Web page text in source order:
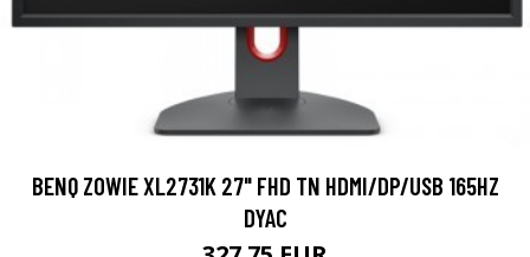
BENQ ZOWIE XL2731K 27" FHD TN HDMI/DP/USB 165HZ
DYAC